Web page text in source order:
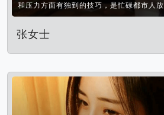
和压力方面有独到的技巧，是忙碌都市人放
张女士